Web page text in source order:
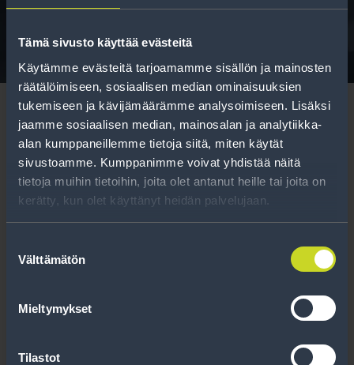
Tämä sivusto käyttää evästeitä
Käytämme evästeitä tarjoamamme sisällön ja mainosten
räätälöimiseen, sosiaalisen median ominaisuuksien
tukemiseen ja kävijämäärämme analysoimiseen. Lisäksi
jaamme sosiaalisen median, mainosalan ja analytiikka-
alan kumppaneillemme tietoja siitä, miten käytät
sivustoamme. Kumppanimme voivat yhdistää näitä
tietoja muihin tietoihin, joita olet antanut heille tai joita on
kerätty, kun olet käyttänyt heidän palvelujaan.
valinta
Välttämätön
Mieltymykset
Tilastot
niiden huoltamisesta.
Tilaa uutiskirje
Uutiskirjeessä saat autonomistajan
kausimuistutukset sekä parhaat